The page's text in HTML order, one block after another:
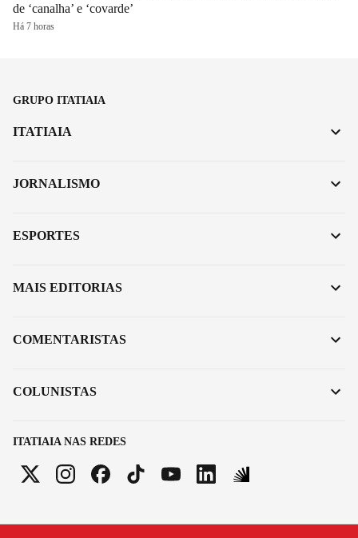
de ‘canalha’ e ‘covarde’
Há 7 horas
GRUPO ITATIAIA
ITATIAIA NAS REDES
ITATIAIA
JORNALISMO
ESPORTES
MAIS EDITORIAS
COMENTARISTAS
COLUNISTAS